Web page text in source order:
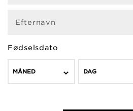
Efternavn
Fødselsdato
MÅNED DAG